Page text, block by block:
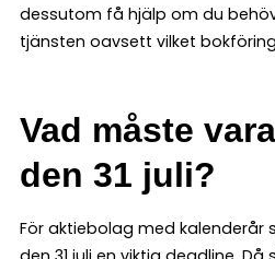
dessutom få hjälp om du
tjänsten oavsett vilket
Vad måste
den 31 juli?
För aktiebolag med kalenderår